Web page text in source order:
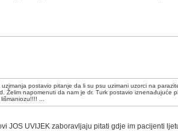
postavio pitanje da li su psu uzimani uzorci na
Želim napomenuti da nam je dr. Turk postavio iznenađujuće
...
JOS UVIJEK zaboravljaju pitati gdje im pacijenti